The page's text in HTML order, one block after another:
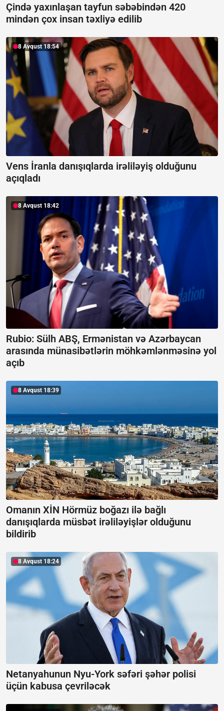
Çində yaxınlaşan tayfun səbəbindən 420
mindən çox insan təxliyə edilib
8 Avqust 18:54
Vens İranla danışıqlarda irəliləyiş olduğunu
açıqladı
8 Avqust 18:42
Rubio: Sülh ABŞ, Ermənistan və Azərbaycan
arasında münasibətlərin möhkəmlənməsinə yol
açıb
8 Avqust 18:39
Omanın XİN Hörmüz boğazı ilə bağlı
danışıqlarda müsbət irəliləyişlər olduğunu
bildirib
8 Avqust 18:24
Netanyahunun Nyu-York səfəri şəhər polisi
üçün kabusa çevriləcək